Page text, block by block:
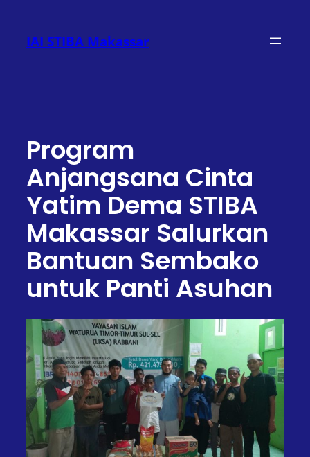
konten
IAI STIBA Makassar
Program
Anjangsana Cinta
Yatim Dema STIBA
Makassar Salurkan
Bantuan Sembako
untuk Panti Asuhan